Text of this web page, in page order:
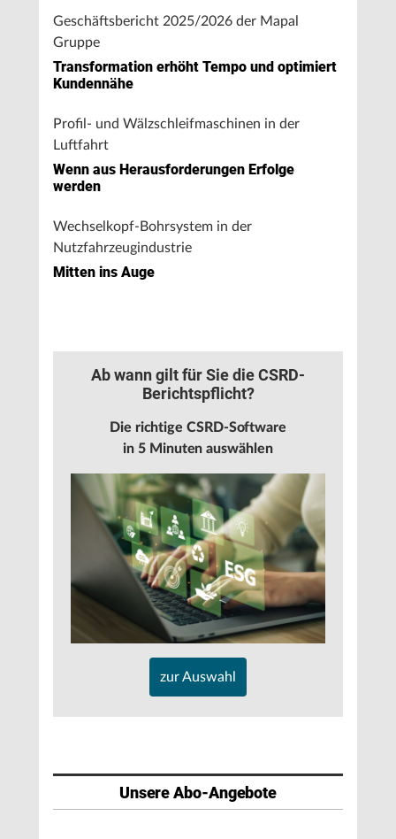
Geschäftsbericht 2025/2026 der Mapal
Gruppe
Transformation erhöht Tempo und optimiert
Kundennähe
Profil- und Wälzschleifmaschinen in der
Luftfahrt
Wenn aus Herausforderungen Erfolge
werden
Wechselkopf-Bohrsystem in der
Nutzfahrzeugindustrie
Mitten ins Auge
Ab wann gilt für Sie die CSRD-
Berichtspflicht?
Die richtige CSRD-Software
in 5 Minuten auswählen
zur Auswahl
Unsere Abo-Angebote